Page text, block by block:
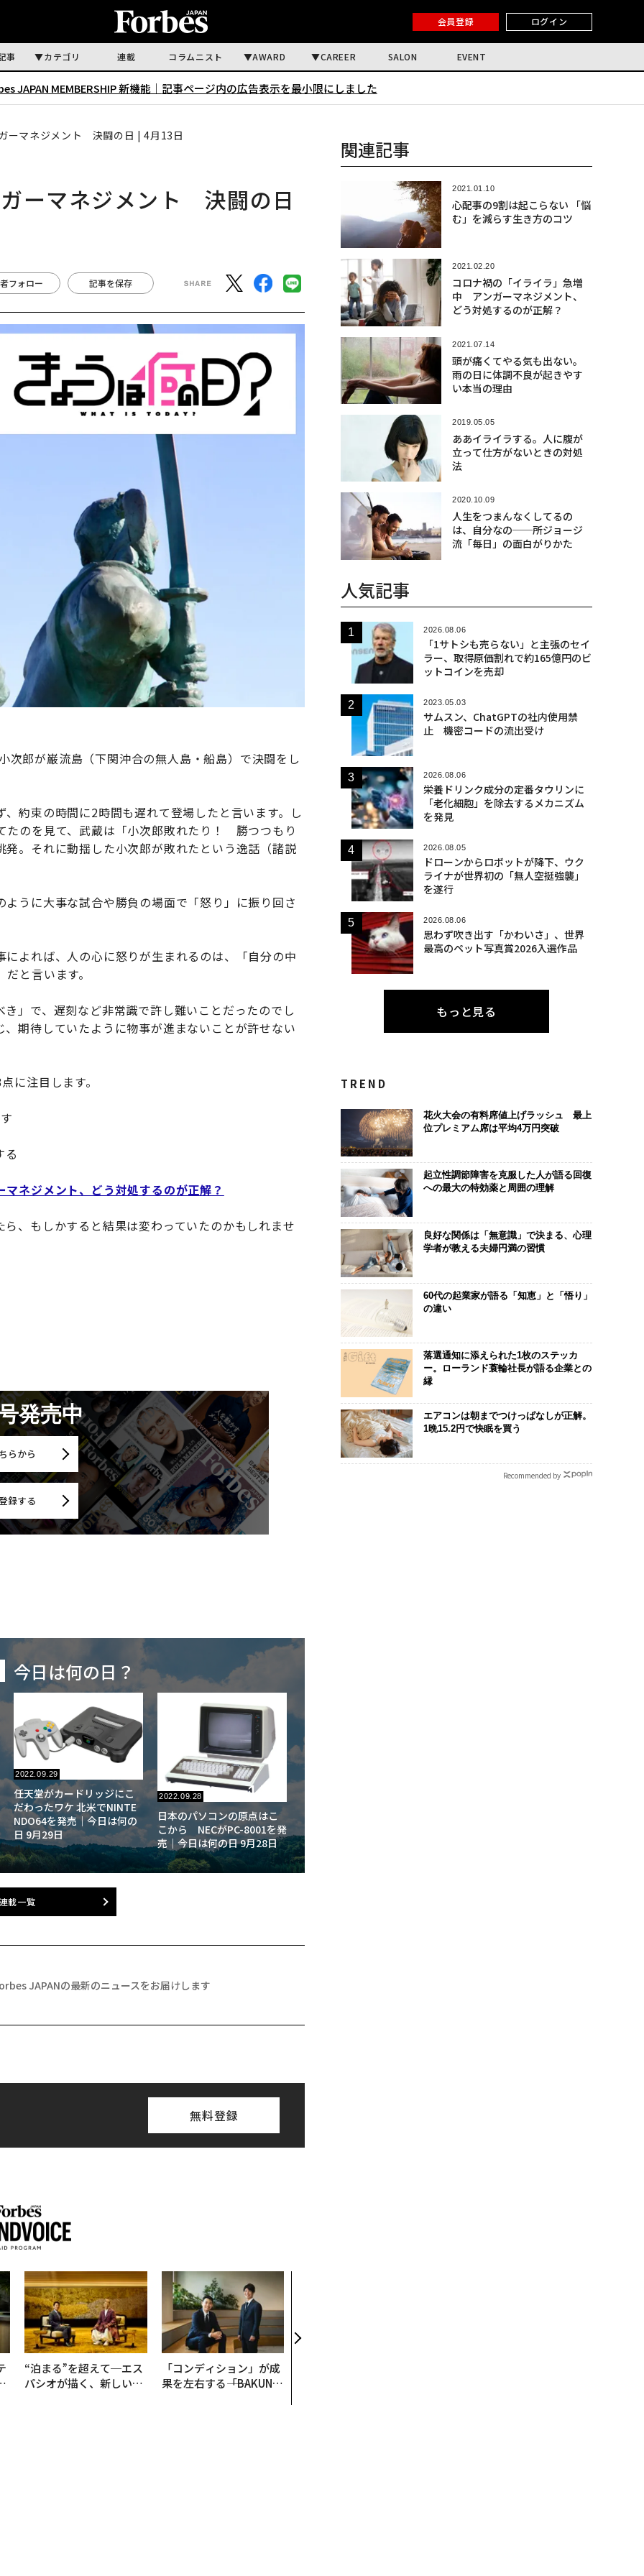
会員登録 ログイン
事 カテゴリ 連載 コラムニスト AWARD CAREER SALON EVENT
JAPAN MEMBERSHIP 新機能｜ 記事ページ内の広告表示を最小限にしました
ーマネジメント 決闘の日 | 4月13日
ーマネジメント 決闘の日
フォロー 記事を保存
郎が巌流島（下関沖合の無人島・船島）で決闘をし
約束の時間に2時間も遅れて登場したと言います。し
たのを見て、武蔵は「小次郎敗れたり！ 勝つつもり
。それに動揺した小次郎が敗れたという逸話（諸説
うに大事な試合や勝負の場面で「怒り」に振り回さ
よれば、人の心に怒りが生まれるのは、「自分の中
と言います。
」で、遅刻など非常識で許し難いことだったのでし
期待していたように物事が進まないことが許せない
に注目します。
る
ネジメント、どう対処するのが正解？
、もしかすると結果は変わっていたのかもしれませ
発売中
らから
録する
今日は何の日？
2022.09.29 176
任天堂がカードリッジにこ
だわったワケ 北米でNINTE
NDO64を発売｜今日は何の
日 9月29日
2022.09.28 175
日本のパソコンの原点はこ
こから NECがPC-8001を発
売｜今日は何の日 9月28日
載一覧
JAPANの最新のニュースをお届けします
無料登録
“泊まる”を超えて─エス
パシオが描く、新しい日
「コンディション」が成
果を左右する――「BAKUN
ow Better」な組織のつ
関連記事
2021.01.10
心配事の9割は起こらない 「悩
む」を減らす生き方のコツ
2021.02.20
コロナ禍の「イライラ」急増
中 アンガーマネジメント、
どう対処するのが正解？
2021.07.14
頭が痛くてやる気も出ない。
雨の日に体調不良が起きやす
い本当の理由
2019.05.05
ああイライラする。人に腹が
立って仕方がないときの対処
法
2020.10.09
人生をつまんなくしてるの
は、自分なの──所ジョージ
流「毎日」の面白がりかた
人気記事
2026.08.06
「1サトシも売らない」と主張のセイ
ラー、取得原価割れで約165億円のビ
ットコインを売却
2023.05.03
サムスン、ChatGPTの社内使用禁
止 機密コードの流出受け
2026.08.06
栄養ドリンク成分の定番タウリンに
「老化細胞」を除去するメカニズム
を発見
2026.08.05
ドローンからロボットが降下、ウク
ライナが世界初の「無人空挺強襲」
を遂行
2026.08.06
思わず吹き出す「かわいさ」、世界
最高のペット写真賞2026入選作品
もっと見る
TREND
花火大会の有料席値上げラッシュ 最上
位プレミアム席は平均4万円突破
起立性調節障害を克服した人が語る回復
への最大の特効薬と周囲の理解
良好な関係は「無意識」で決まる、心理
学者が教える夫婦円満の習慣
60代の起業家が語る「知恵」と「悟り」
の違い
落選通知に添えられた1枚のステッカ
ー。ローランド蓑輪社長が語る企業との
縁
エアコンは朝までつけっぱなしが正解。
1晩15.2円で快眠を買う
Recommended by